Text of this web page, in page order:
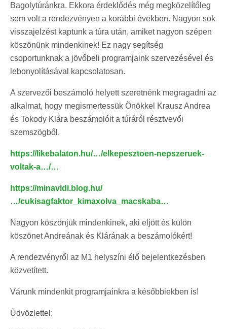
Bagolytúránkra. Ekkora érdeklődés még megközelítőleg
sem volt a rendezvényen a korábbi években. Nagyon sok
visszajelzést kaptunk a túra után, amiket nagyon szépen
köszönünk mindenkinek! Ez nagy segítség
csoportunknak a jövőbeli programjaink szervezésével és
lebonyolításával kapcsolatosan.
A szervezői beszámoló helyett szeretnénk megragadni az
alkalmat, hogy megismertessük Önökkel Krausz Andrea
és Tokody Klára beszámolóit a túráról résztvevői
szemszögből.
https://likebalaton.hu/…/elkepesztoen-nepszeruek-
voltak-a…/…
https://minavidi.blog.hu/
…/cukisagfaktor_kimaxolva_macskaba…
Nagyon köszönjük mindenkinek, aki eljött és külön
köszönet Andreának és Klárának a beszámolókért!
A rendezvényről az M1 helyszíni élő bejelentkezésben
közvetített.
Várunk mindenkit programjainkra a későbbiekben is!
Üdvözlettel: